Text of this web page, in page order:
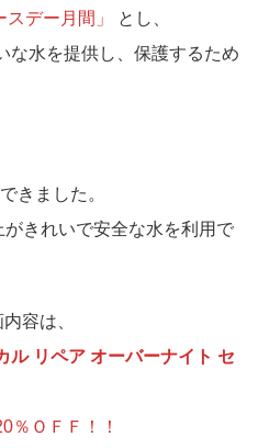
スデー月間」
とし、
な水を提供し、保護するため
きました。
きれいで安全な水を利用で
容は、
ル リペア オーバーナイト セ
％ＯＦＦ！！